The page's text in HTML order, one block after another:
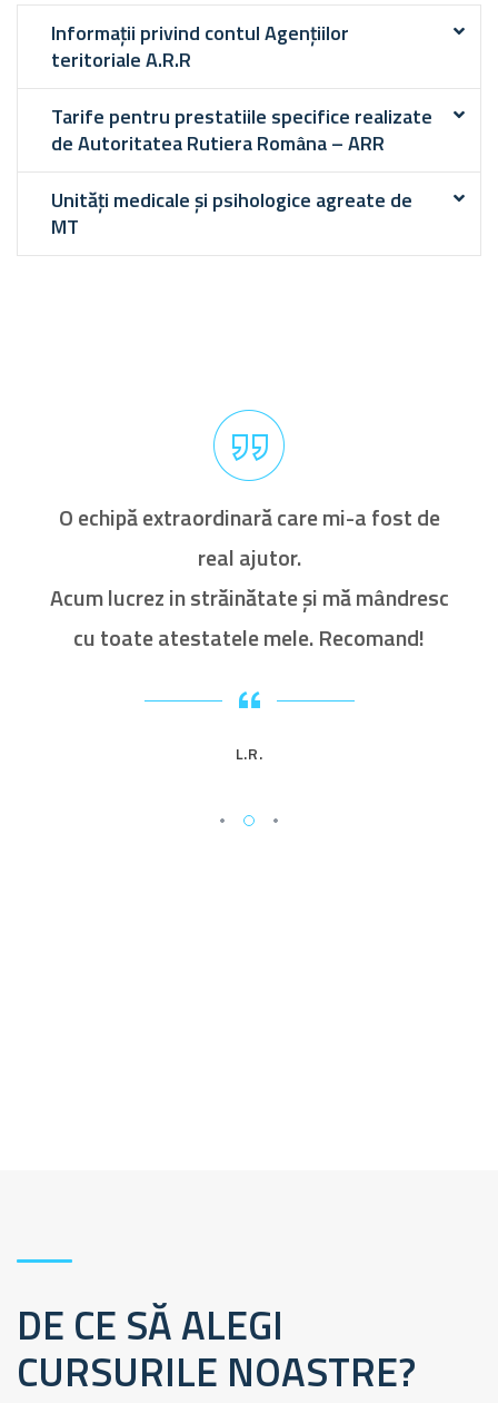
Informații privind contul Agențiilor
teritoriale A.R.R
Tarife pentru prestatiile specifice realizate
de Autoritatea Rutiera Româna – ARR
Unități medicale şi psihologice agreate de
MT
O echipă extraordinară care mi-a fost de
real ajutor.
Acum lucrez in străinătate și mă mândresc
cu toate atestatele mele. Recomand!
L.R.
DE CE SĂ ALEGI
CURSURILE NOASTRE?